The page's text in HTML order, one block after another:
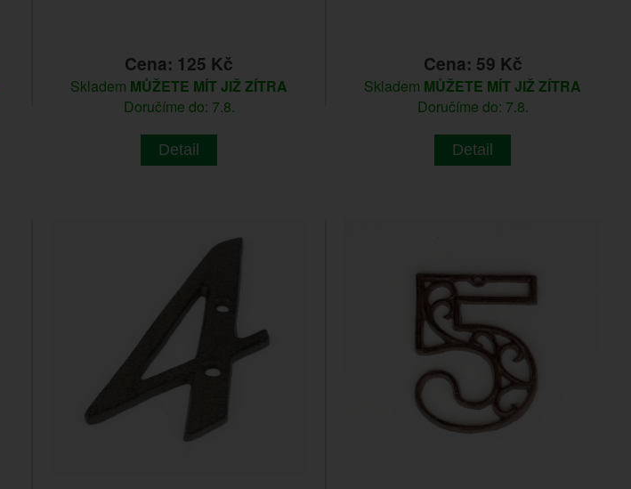
Cena: 125 Kč
Skladem MŮŽETE MÍT JIŽ ZÍTRA
Doručíme do: 7.8.
Detail
Cena: 59 Kč
Skladem MŮŽETE MÍT JIŽ ZÍTRA
Doručíme do: 7.8.
Detail